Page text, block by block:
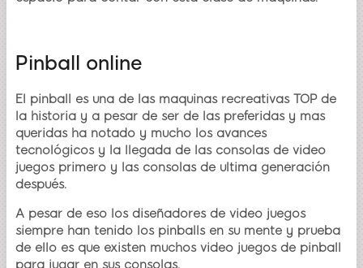
Pinball online
El pinball es una de las maquinas recreativas TOP de
la historia y a pesar de ser de las preferidas y mas
queridas ha notado y mucho los avances
tecnológicos y la llegada de las consolas de video
juegos primero y las consolas de ultima generación
después.
A pesar de eso los diseñadores de video juegos
siempre han tenido los pinballs en su mente y prueba
de ello es que existen muchos video juegos de pinball
para jugar en sus consolas.